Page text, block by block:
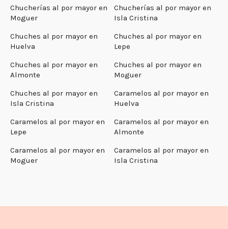
Chucherías al por mayor en
Moguer
Chucherías al por mayor en
Isla Cristina
Chuches al por mayor en
Huelva
Chuches al por mayor en
Lepe
Chuches al por mayor en
Almonte
Chuches al por mayor en
Moguer
Chuches al por mayor en
Isla Cristina
Caramelos al por mayor en
Huelva
Caramelos al por mayor en
Lepe
Caramelos al por mayor en
Almonte
Caramelos al por mayor en
Moguer
Caramelos al por mayor en
Isla Cristina